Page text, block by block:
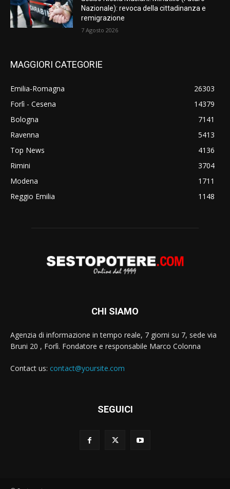
Nazionale): revoca della cittadinanza e
remigrazione
7 Agosto 2026
MAGGIORI CATEGORIE
Emilia-Romagna
26303
Forlì - Cesena
14379
Bologna
7141
Ravenna
5413
Top News
4136
Rimini
3704
Modena
1711
Reggio Emilia
1148
CHI SIAMO
Agenzia di informazione in tempo reale, 7 giorni su 7, sede via
Bruni 20 , Forlì. Fondatore e responsabile Marco Colonna
Contact us: contact@yoursite.com
SEGUICI